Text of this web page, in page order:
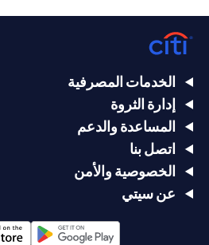
الخدمات المصرفية
إدارة الثروة
المساعدة والدعم
اتصل بنا
الخصوصية والأمن
عن سيتي